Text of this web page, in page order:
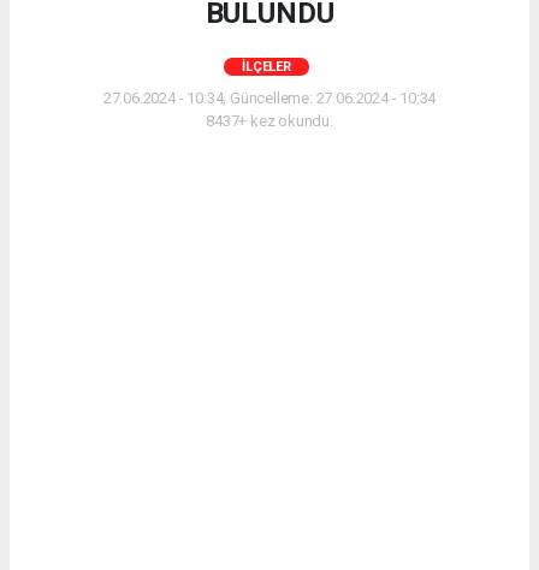
BULUNDU
İLÇELER
27.06.2024 - 10:34, Güncelleme: 27.06.2024 - 10:34
8437+ kez okundu.